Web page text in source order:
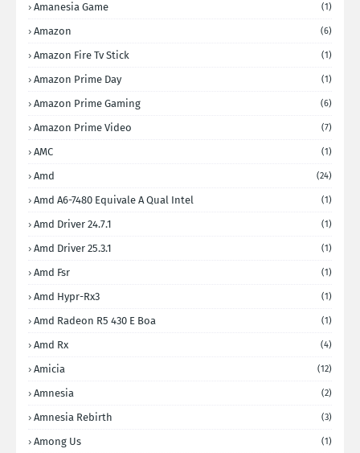
Amanesia Game (1)
Amazon (6)
Amazon Fire Tv Stick (1)
Amazon Prime Day (1)
Amazon Prime Gaming (6)
Amazon Prime Video (7)
AMC (1)
Amd (24)
Amd A6-7480 Equivale A Qual Intel (1)
Amd Driver 24.7.1 (1)
Amd Driver 25.3.1 (1)
Amd Fsr (1)
Amd Hypr-Rx3 (1)
Amd Radeon R5 430 E Boa (1)
Amd Rx (4)
Amicia (12)
Amnesia (2)
Amnesia Rebirth (3)
Among Us (1)